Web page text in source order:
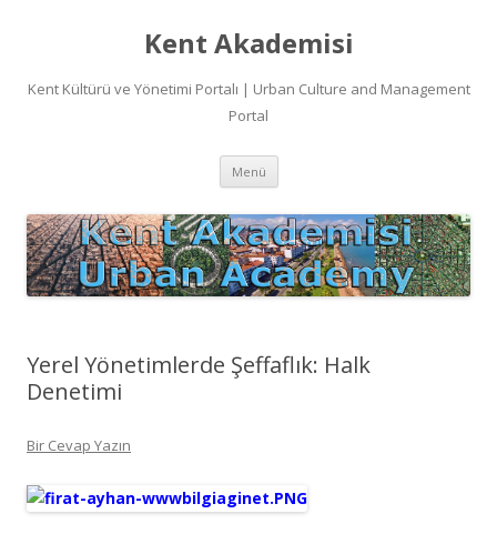
Kent Akademisi
Kent Kültürü ve Yönetimi Portalı | Urban Culture and Management
Portal
Menü İçeriğe
Yerel Yönetimlerde Şeffaflık: Halk
Denetimi
Bir Cevap Yazın